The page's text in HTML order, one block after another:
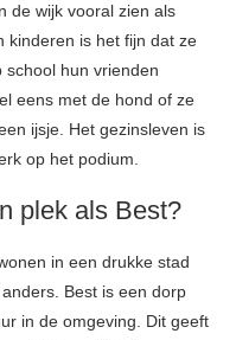
de wijk vooral zien als
kinderen is het fijn dat ze
hun vrienden
eens met de hond of ze
ijsje. Het gezinsleven is
op het podium.
plek als Best?
in een drukke stad
Best is een dorp
in de omgeving. Dit geeft